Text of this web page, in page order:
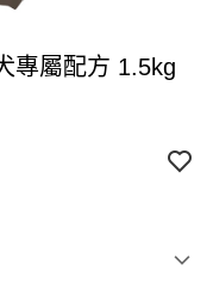
專屬配方 1.5kg